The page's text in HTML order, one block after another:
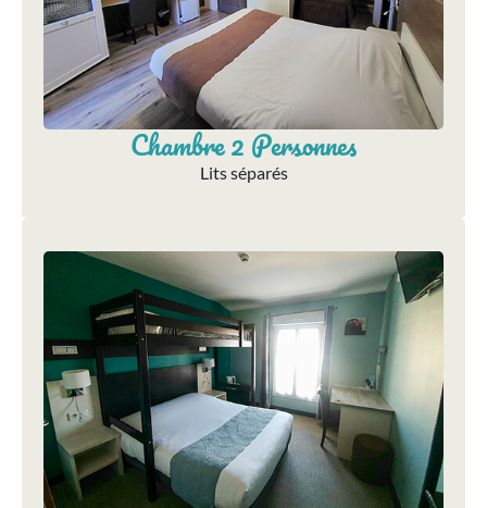
Chambre 2 Personnes
Lits séparés